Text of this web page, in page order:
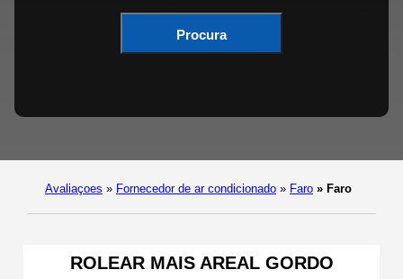
Procura
Avaliaçoes » Fornecedor de ar condicionado » Faro » Faro
ROLEAR MAIS AREAL GORDO